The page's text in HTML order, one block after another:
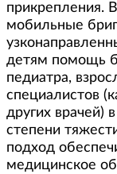
прикрепления.
мобильные
детям помощь
педиатра,
специалистов
других врачей)
степени
подход
медицинское